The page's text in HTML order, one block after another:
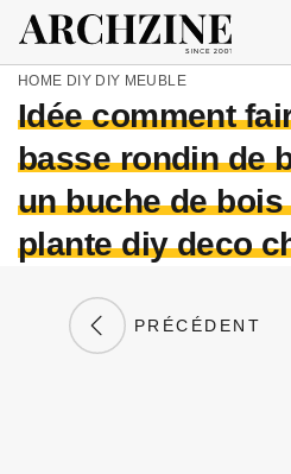
HOME DIY DIY MEUBLE
Idée comment
basse rondin de
un buche de
plante diy deco
PRÉCÉDENT